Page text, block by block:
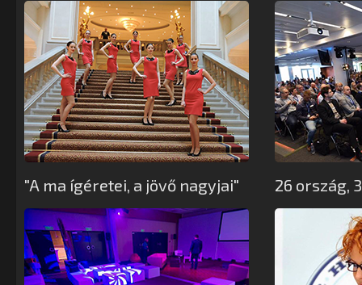
"A ma ígéretei, a jövő nagyjai" 26 ország,